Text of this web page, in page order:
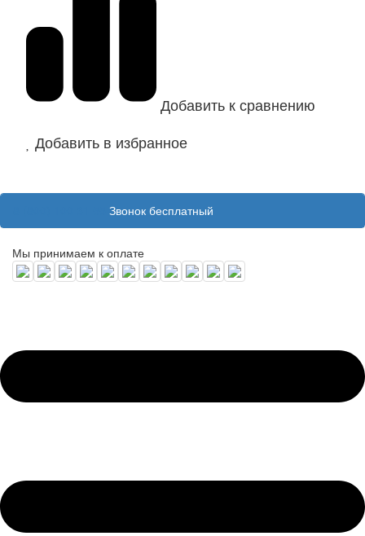
Добавить к сравнению
Добавить в избранное
Звонок бесплатный
Мы принимаем к оплате